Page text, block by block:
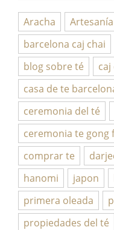
Aracha Artesanía
barcelona caj chai
blog sobre té
caj
casa de te
ceremonia del té
ceremonia te gong
comprar te
hanomi
japon
primera oleada
propiedades del té